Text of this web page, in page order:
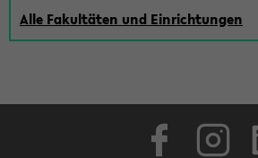
Alle Fakultäten und Einrichtungen